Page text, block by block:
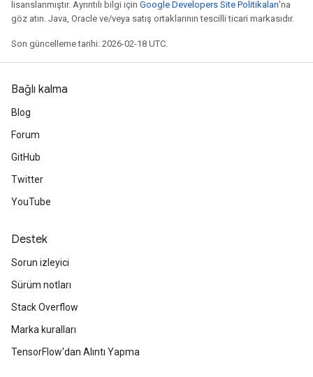
lisanslanmıştır. Ayrıntılı bilgi için Google Developers Site Politikaları'na
göz atın. Java, Oracle ve/veya satış ortaklarının tescilli ticari markasıdır.
Son güncelleme tarihi: 2026-02-18 UTC.
Bağlı kalma
Blog
Forum
GitHub
Twitter
YouTube
Destek
Sorun izleyici
Sürüm notları
Stack Overflow
Marka kuralları
TensorFlow'dan Alıntı Yapma